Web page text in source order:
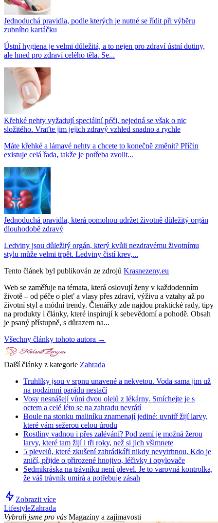
Jednoduchá pravidla, podle kterých je nutné se řídit při výběru
zubního kartáčku
Ústní hygiena je velmi důležitá, a to nejen pro zdraví ústní dutiny,
ale hned pro zdraví celého těla. Se...
Křehké nehty vyžadují speciální péči, nejedná se však o nic
složitého. Vraťte jim jejich zdravý vzhled snadno a rychle
Máte křehké a lámavé nehty a chcete to konečně změnit? Příčin
existuje celá řada, takže je potřeba zvolit...
Jednoduchá pravidla, která pomohou udržet životně důležitý orgán
dlouhodobě zdravý
Ledviny jsou důležitý orgán, který kvůli nezdravému životnímu
stylu může velmi trpět. Ledviny čistí krev,...
Tento článek byl publikován ze zdrojů Krasnezeny.eu
Web se zaměřuje na témata, která oslovují ženy v každodenním
životě – od péče o pleť a vlasy přes zdraví, výživu a vztahy až po
životní styl a módní trendy. Čtenářky zde najdou praktické rady, tipy
na produkty i články, které inspirují k sebevědomí a pohodě. Obsah
je psaný přístupně, s důrazem na...
Všechny články tohoto autora →
Další články z kategorie Zahrada
Truhlíky jsou v srpnu unavené a nekvetou. Voda sama jim už
na podzimní parádu nestačí
Vosy nesnášejí vůni dvou olejů z lékárny. Smíchejte je s
octem a celé léto se na zahradu nevrátí
Boule na stonku maliníku znamenají jediné: uvnitř žijí larvy,
které vám sežerou celou úrodu
Rostliny vadnou i přes zalévání? Pod zemí je možná žerou
larvy, které tam žijí i tři roky, než si jich všimnete
5 plevelů, které zkušení zahrádkáři nikdy nevytrhnou. Kdo je
zničí, přijde o přirozené hnojivo, léčivky i opylovače
Sedmikráska na trávníku není plevel. Je to varovná kontrolka,
že váš trávník umírá a potřebuje zásah
Zobrazit více
LifestyleZahrada
Vybrali jsme pro vás Magazíny a zajímavosti